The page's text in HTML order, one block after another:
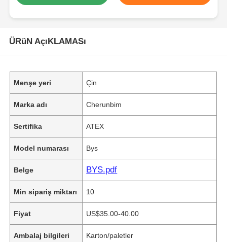
ÜRüN AçıKLAMASı
Menşe yeri Çin
Marka adı Cherunbim
Sertifika ATEX
Model numarası Bys
Belge BYS.pdf
Min sipariş miktarı 10
Fiyat US$35.00-40.00
Ambalaj bilgileri Karton/paletler